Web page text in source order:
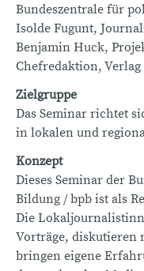
Bundeszentrale für
Isolde Fugunt,
Benjamin Huck,
Chefredaktion,
Zielgruppe
Das Seminar richtet
in lokalen und
Konzept
Dieses Seminar der
Bildung / bpb ist als
Die
Vorträge, diskutieren
bringen eigene